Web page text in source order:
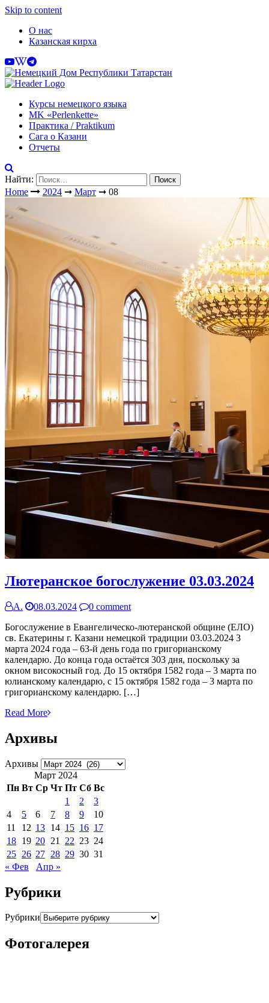
Skip to content
О нас
Казанская кирха
Курсы немецкого языка
МK «Perlenkette»
Практика / Praktikum
Сага о Казани
Отчеты
Найти:
Home
2024 ➞ Март ➞ 08
Лютеранское богослужение 03.03.2024
А. 08.03.2024
0 comment
Богослужение в Евангелическо-лютеранской общине (ЕЛО)
св. Екатерины г. Казани немецкой традиции 03.03.2024 3
марта 2024 года – 63-й день года по григорианскому
календарю. До конца года остаётся 303 дня, поскольку за
окном високосный год. До 15 октября 1582 года – 3 марта по
юлианскому календарю, с 15 октября 1582 года – 3 марта по
григорианскому календарю. […]
Read More
Архивы
Архивы
Март 2024
Пн Вт Ср Чт Пт Сб Вс
1
2
3
4
5 6 7 8 9
10
11
12 13 14 15 16 17
18 19 20 21 22 23 24
25 26 27 28 29 30 31
« Фев
Апр »
Рубрики
Рубрики
Фотогалерея